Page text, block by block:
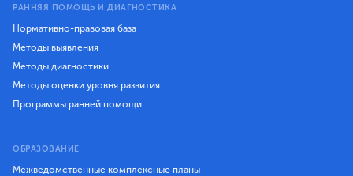
РАННЯЯ ПОМОЩЬ И ДИАГНОСТИКА
Нормативно-правовая база
Методы выявления
Методы диагностики
Методы оценки уровня развития
Программы ранней помощи
ОБРАЗОВАНИЕ
Межведомственные комплексные планы